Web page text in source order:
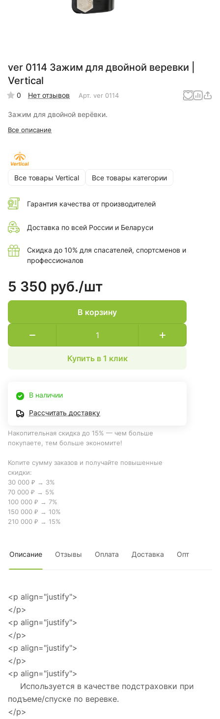
ver 0114 Зажим для двойной веревки |
Vertical
0 Нет отзывов Арт. ver 0114
Зажим для двойной верёвки.
Все описание
Все товары Vertical Все товары категории
Гарантия качества от производителей
Доставка по всей России и Беларуси
Скидка до 10% для спасателей, спортсменов и
профессионалов
5 350 руб./шт
В корзину
Купить в 1 клик
В наличии
Рассчитать доставку
Накопительная скидка до 15% — чем больше
покупаете, тем больше экономите!
Копите сумму заказов и получайте повышенные
скидки:
30 000 ₽ → 3%
70 000 ₽ → 5%
100 000 ₽ → 7%
150 000 ₽ → 10%
210 000 ₽ → 15%
Описание Отзывы Оплата Доставка Опт
<p align="justify">
</p>
<p align="justify">
</p>
<p align="justify">
</p>
<p align="justify">
Используется в качестве подстраховки при
подъеме/спуске по веревке.
</p>